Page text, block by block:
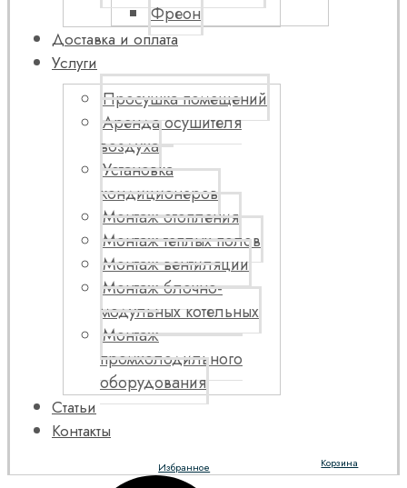
Фреон
Доставка и оплата
Услуги
Просушка помещений
Аренда осушителя
воздуха
Установка
кондиционеров
Монтаж отопления
Монтаж теплых полов
Монтаж вентиляции
Монтаж блочно-
модульных котельных
Монтаж
промхолодильного
оборудования
Статьи
Контакты
Корзина
Избранное